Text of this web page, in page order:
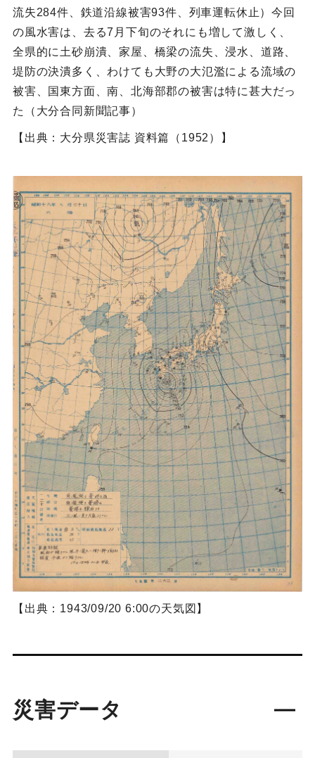
流失284件、鉄道沿線被害93件、列車運転休止）今回
の風水害は、去る7月下旬のそれにも増して激しく、
全県的に土砂崩潰、家屋、橋梁の流失、浸水、道路、
堤防の決潰多く、わけても大野の大氾濫による流域の
被害、国東方面、南、北海部郡の被害は特に甚大だっ
た（大分合同新聞記事）
【出典：大分県災害誌 資料篇（1952）】
【出典：1943/09/20 6:00の天気図】
災害データ